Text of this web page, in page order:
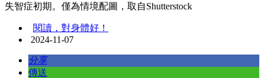
失智症初期。僅為情境配圖，取自Shutterstock
閱讀，對身體好！
2024-11-07
分享
傳送